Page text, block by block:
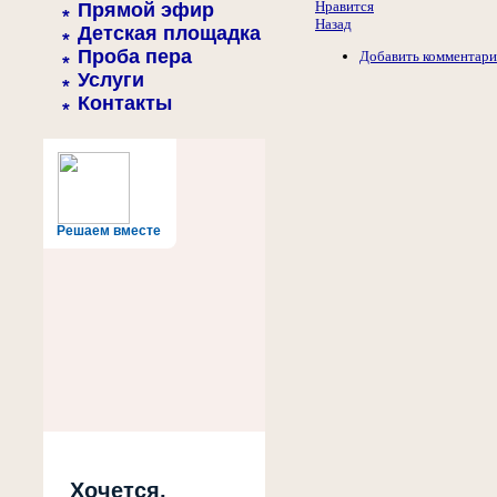
Прямой эфир
Детская площадка
Проба пера
Услуги
Контакты
Решаем вместе
Хочется,
Нравится
Назад
Добавить